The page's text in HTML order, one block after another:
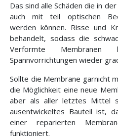
Das sind alle Schäden die in
auch mit teil optischen
werden können. Risse und
behandelt, sodass die
Verformte Membranen
Spannvorrichtungen wieder
Sollte die Membrane garnicht
die Möglichkeit eine neue
aber als aller letztes Mittel
ausentwickeltes Bauteil ist,
einer reparierten
funktioniert.